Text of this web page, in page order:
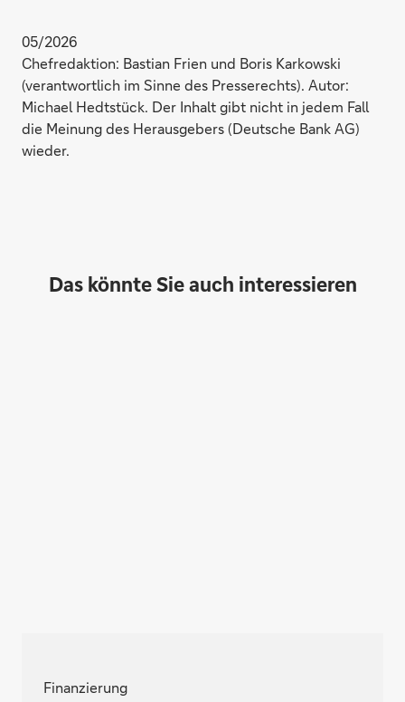
05/2026
Chefredaktion: Bastian Frien und Boris Karkowski
(verantwortlich im Sinne des Presserechts). Autor:
Michael Hedtstück. Der Inhalt gibt nicht in jedem Fall
die Meinung des Herausgebers (Deutsche Bank AG)
wieder.
Das könnte Sie auch interessieren
Finanzierung